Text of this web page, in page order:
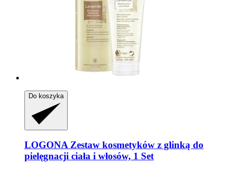
Do koszyka
LOGONAZestaw kosmetyków z glinką do
pielęgnacji ciała i włosów, 1 Set